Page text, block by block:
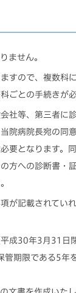
ません。
すので、複数科
ごとの手続きが
社等、第三者に
院病院長宛の同
要となります。
方への診断書・
が記載されてい
成30年3月31日
管期限である5年